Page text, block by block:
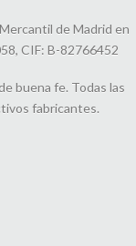
de Madrid en
CIF: B-82766452
buena fe. Todas las
fabricantes.